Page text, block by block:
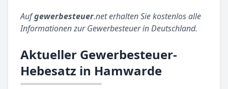
Aufgewerbesteuer.net erhalten Sie kostenlos alle
Informationen zur Gewerbesteuer in Deutschland.
Aktueller Gewerbesteuer-
Hebesatz in Hamwarde